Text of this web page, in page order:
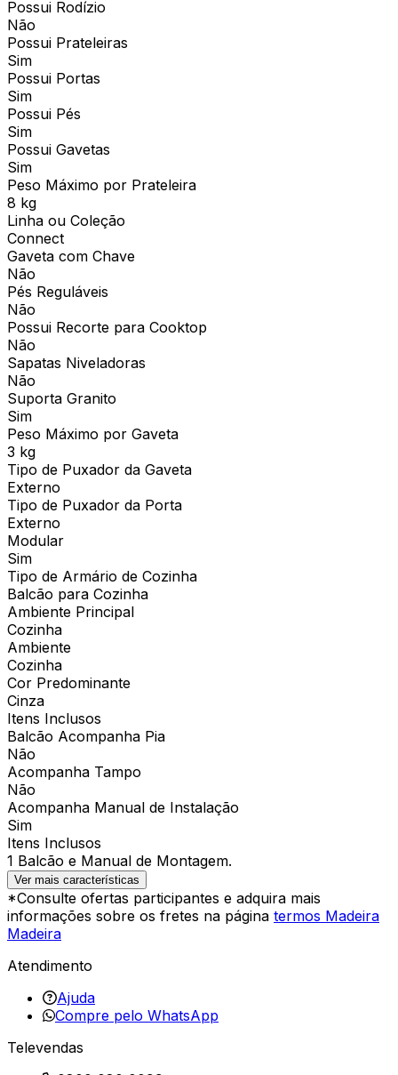
Possui Rodízio
Não
Possui Prateleiras
Sim
Possui Portas
Sim
Possui Pés
Sim
Possui Gavetas
Sim
Peso Máximo por Prateleira
8 kg
Linha ou Coleção
Connect
Gaveta com Chave
Não
Pés Reguláveis
Não
Possui Recorte para Cooktop
Não
Sapatas Niveladoras
Não
Suporta Granito
Sim
Peso Máximo por Gaveta
3 kg
Tipo de Puxador da Gaveta
Externo
Tipo de Puxador da Porta
Externo
Modular
Sim
Tipo de Armário de Cozinha
Balcão para Cozinha
Ambiente Principal
Cozinha
Ambiente
Cozinha
Cor Predominante
Cinza
Itens Inclusos
Balcão Acompanha Pia
Não
Acompanha Tampo
Não
Acompanha Manual de Instalação
Sim
Itens Inclusos
1 Balcão e Manual de Montagem.
Ver mais características
*Consulte ofertas participantes e adquira mais
informações sobre os fretes na página termos Madeira
Madeira
Atendimento
Ajuda
Compre pelo WhatsApp
Televendas